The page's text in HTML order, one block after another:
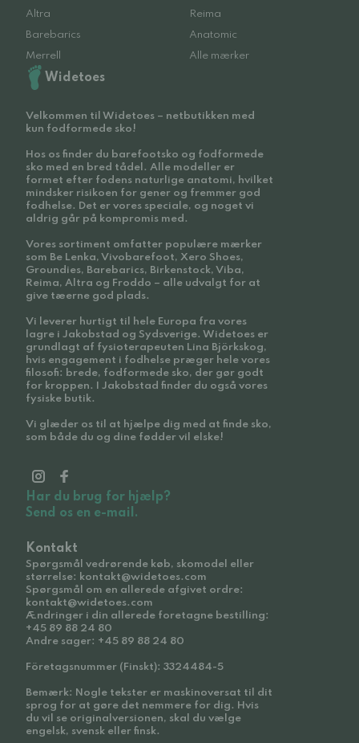
Altra
Reima
Barebarics
Anatomic
Merrell
Alle mærker
Widetoes
Velkommen til Widetoes – netbutikken med
kun fodformede sko!
Hos os finder du barefootsko og fodformede
sko med en bred tådel. Alle modeller er
formet efter fodens naturlige anatomi, hvilket
mindsker risikoen for gener og fremmer god
fodhelse. Det er vores speciale, og noget vi
aldrig går på kompromis med.
Vores sortiment omfatter populære mærker
som Be Lenka, Vivobarefoot, Xero Shoes,
Groundies, Barebarics, Birkenstock, Viba,
Reima, Altra og Froddo – alle udvalgt for at
give tæerne god plads.
Vi leverer hurtigt til hele Europa fra vores
lagre i Jakobstad og Sydsverige. Widetoes er
grundlagt af fysioterapeuten Lina Björkskog,
hvis engagement i fodhelse præger hele vores
filosofi: brede, fodformede sko, der gør godt
for kroppen. I Jakobstad finder du også vores
fysiske butik.
Vi glæder os til at hjælpe dig med at finde sko,
som både du og dine fødder vil elske!
Har du brug for hjælp?
Send os en e-mail.
Kontakt
Spørgsmål vedrørende køb, skomodel eller
størrelse: kontakt@widetoes.com
Spørgsmål om en allerede afgivet ordre:
kontakt@widetoes.com
Ændringer i din allerede foretagne bestilling:
+45 89 88 24 80
Andre sager: +45 89 88 24 80
Företagsnummer (Finskt): 3324484-5
Bemærk: Nogle tekster er maskinoversat til dit
sprog for at gøre det nemmere for dig. Hvis
du vil se originalversionen, skal du vælge
engelsk, svensk eller finsk.